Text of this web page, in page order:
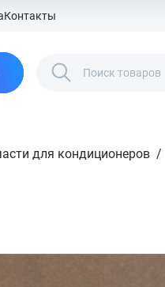
Контакты
для кондиционеров /